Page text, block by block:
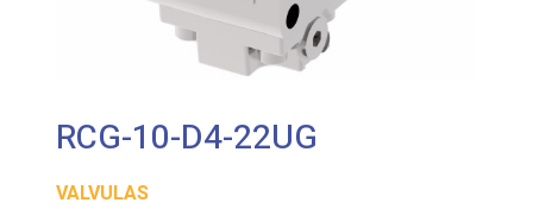
RCG-10-D4-22UG
VALVULAS